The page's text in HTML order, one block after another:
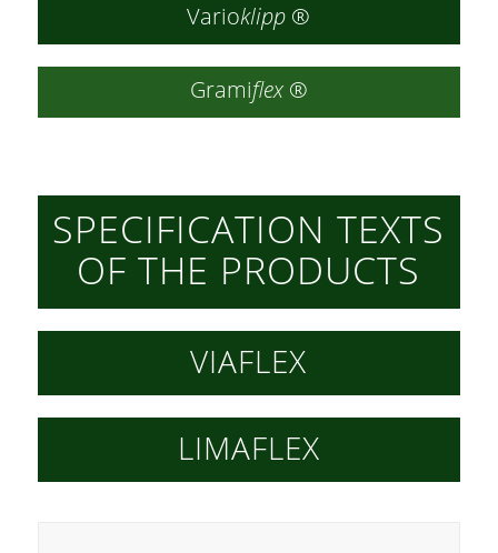
Varioklipp ®
Gramiflex®
SPECIFICATION TEXTS
OF THE PRODUCTS
VIAFLEX
LIMAFLEX